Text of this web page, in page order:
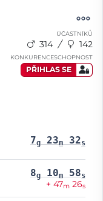
ÚČASTNÍKŮ
314 142
KONKURENCESCHOPNOST
PŘIHLAS SE
7g 23m 32s
8g 10m 58s
+ 47m 26s